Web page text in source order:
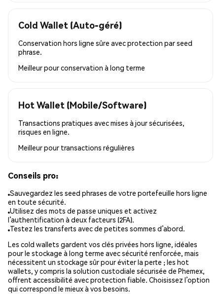
Cold Wallet (Auto-géré)
Conservation hors ligne sûre avec protection par seed
phrase.
Meilleur pourconservation à long terme
Hot Wallet (Mobile/Software)
Transactions pratiques avec mises à jour sécurisées,
risques en ligne.
Meilleur pour transactions régulières
Conseils pro:
Sauvegardez les seed phrases de votre portefeuille hors ligne
en toute sécurité.
Utilisez des mots de passe uniques et activez
l’authentification à deux facteurs (2FA).
Testez les transferts avec de petites sommes d’abord.
Les cold wallets gardent vos clés privées hors ligne, idéales
pour le stockage à long terme avec sécurité renforcée, mais
nécessitent un stockage sûr pour éviter la perte ; les hot
wallets, y compris la solution custodiale sécurisée de Phemex,
offrent accessibilité avec protection fiable. Choisissez l’option
qui correspond le mieux à vos besoins.